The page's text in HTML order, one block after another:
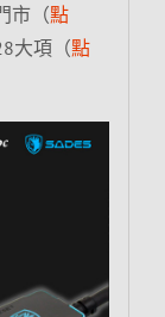
市（點
大項（點